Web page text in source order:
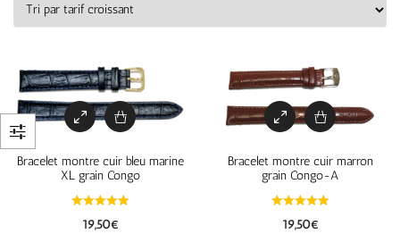
Bracelet montre cuir bleu marine
XL grain Congo
19,50€
Bracelet montre cuir marron
grain Congo-A
19,50€